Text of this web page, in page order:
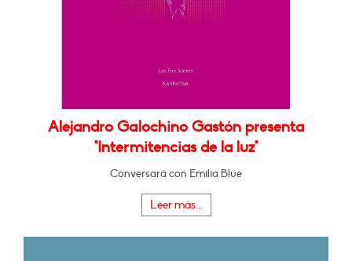
Alejandro Galochino Gastón presenta
"Intermitencias de la luz"
Conversará con Emilia Blue
Leer más...